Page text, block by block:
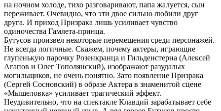
на ночном холоде, тихо разговаривают, папа жалуется, сын
переживает. Очевидно, что эти двое сильно любили друг
друга. И приход Призрака лишь усиливает чувство
одиночества Гамлета-принца.
Бутусов произвел некоторые перемещения среди персонажей.
Не всегда логичные. Скажем, почему актеры, играющие
глупенькую парочку Розенкранца и Гильденстерна (Алексей
Агапов и Олег Тополянский), изображают разудалых
могильщиков, не очень понятно. Зато появление Призрака
(Сергей Сосновский) в образе Актера в знаменитой сцене
«Мышеловка» усиливает трагический эффект.
Неудивительно, что на спектакле Клавдий зарабатывает себе